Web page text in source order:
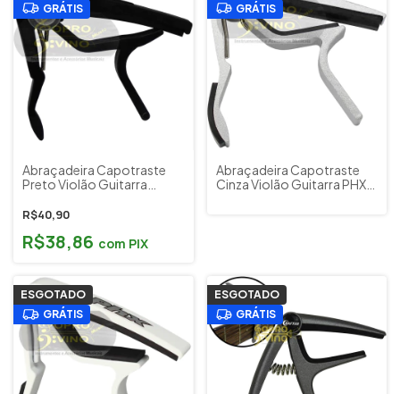
GRÁTIS
Abraçadeira Capotraste
Preto Violão Guitarra
R$40,90
R$38,86 com PIX
GRÁTIS
Abraçadeira Capotraste
Cinza Violão Guitarra PHX
ESGOTADO
GRÁTIS
ESGOTADO
GRÁTIS